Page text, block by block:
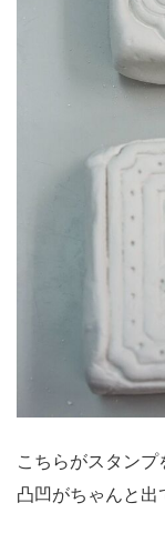
こちらがスタンプ
凸凹がちゃんと出